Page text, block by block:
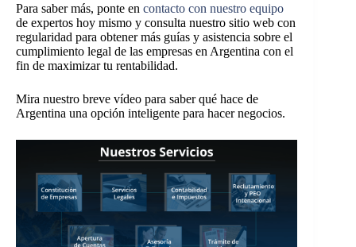
Para saber más, ponte en contacto con nuestro equipo
de expertos hoy mismo y consulta nuestro sitio web con
regularidad para obtener más guías y asistencia sobre el
cumplimiento legal de las empresas en Argentina con el
fin de maximizar tu rentabilidad.
Mira nuestro breve vídeo para saber qué hace de
Argentina una opción inteligente para hacer negocios.